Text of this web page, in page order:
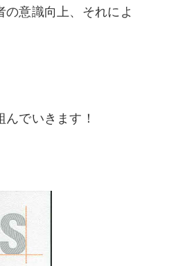
意識向上、それによ
でいきます！